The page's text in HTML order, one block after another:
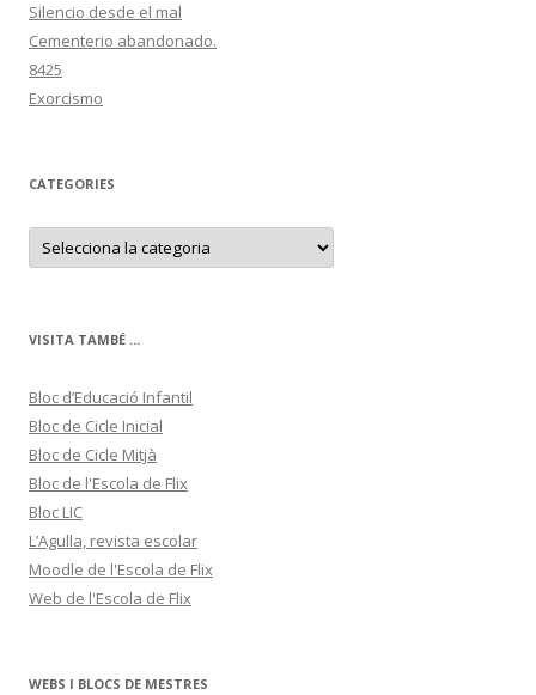
Silencio desde el mal
Cementerio abandonado.
8425
Exorcismo
CATEGORIES
C
t
r
VISITA TAMBÉ ...
Bloc d’Educació Infantil
Bloc de Cicle Inicial
Bloc de Cicle Mitjà
Bloc de l'Escola de Flix
Bloc LIC
L’Agulla, revista escolar
Moodle de l'Escola de Flix
Web de l'Escola de Flix
WEBS I BLOCS DE MESTRES